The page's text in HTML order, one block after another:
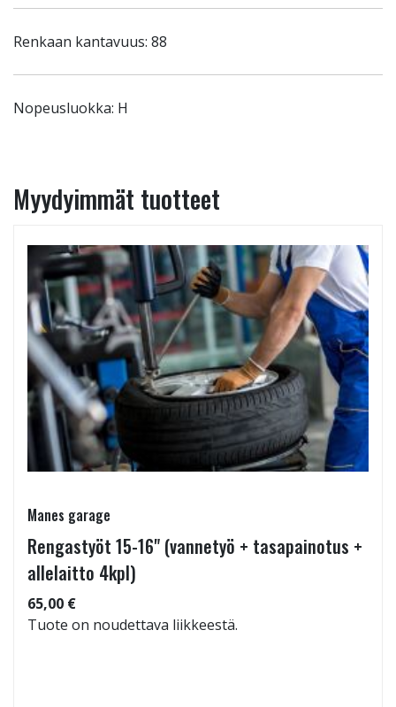
Renkaan kantavuus: 88
Nopeusluokka: H
Myydyimmät tuotteet
Manes garage
Rengastyöt 15-16" (vannetyö + tasapainotus +
allelaitto 4kpl)
65,00 €
Tuote on noudettava liikkeestä.